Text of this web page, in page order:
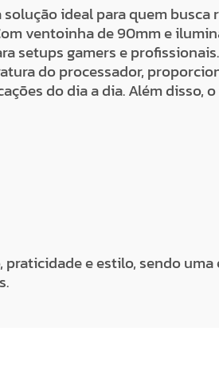
solução ideal para quem
ventoinha de 90mm e
setups gamers e profissionais.
do processador,
do dia a dia. Além disso,
praticidade e estilo, sendo